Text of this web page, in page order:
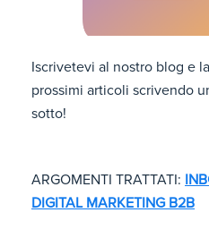
Iscrivetevi al nostro blog e
prossimi articoli scrivendo
sotto!
ARGOMENTI TRATTATI:
DIGITAL MARKETING B2B